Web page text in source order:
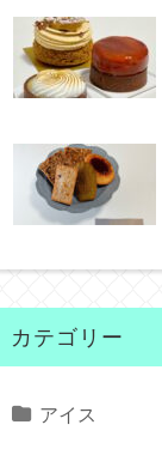
カテゴリー
アイス